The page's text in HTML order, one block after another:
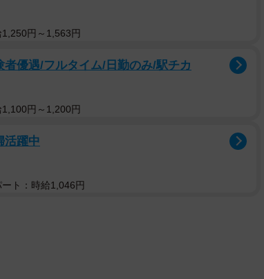
円～1,563円
優遇/フルタイム/日勤のみ/駅チカ
円～1,200円
活躍中
ト：時給1,046円